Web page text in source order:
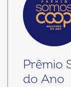
Prêmio
do Ano